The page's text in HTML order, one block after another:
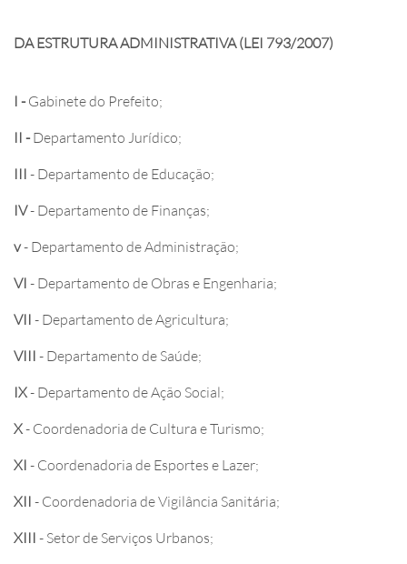
DA ESTRUTURA ADMINISTRATIVA (LEI 793/2007)
I -Gabinete do Prefeito;
II -Departamento Jurídico;
III - Departamento de Educação;
IV- Departamento de Finanças;
v- Departamento de Administração;
VI - Departamento de Obras e Engenharia;
VII - Departamento de Agricultura;
VIII - Departamento de Saúde;
IX- Departamento de Ação Social;
X- Coordenadoria de Cultura e Turismo;
XI - Coordenadoria de Esportes e Lazer;
XII - Coordenadoria de Vigilância Sanitária;
XIII - Setor de Serviços Urbanos;